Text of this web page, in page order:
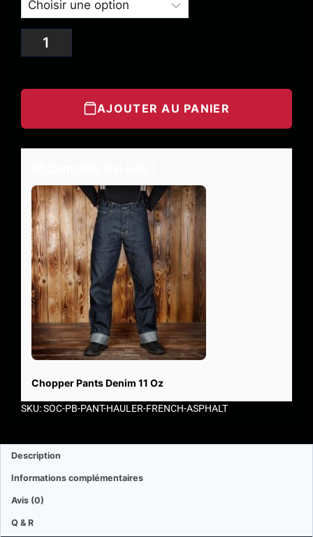
AJOUTER AU PANIER
Chopper Pants Denim 11 Oz
SKU: SOC-PB-PANT-HAULER-FRENCH-ASPHALT
Description
Informations complémentaires
Avis (0)
Q & R